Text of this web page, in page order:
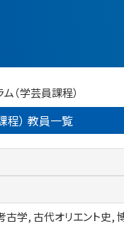
（学芸員課程）
程） 教員一覧
古学, 古代オリエント史,